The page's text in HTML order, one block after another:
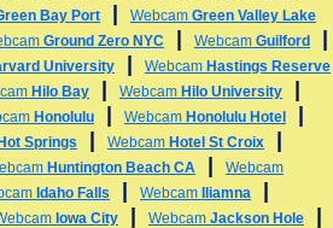
Bay Port Webcam Green Valley Lake
Ground Zero NYC Webcam Guilford
University Webcam Hastings Reserve
Hilo Bay Webcam Hilo University
Honolulu Webcam Honolulu Hotel
Hot Springs Webcam Hotel St Croix
Huntington Beach CA
Webcam
Idaho Falls Webcam Iliamna
Iowa City Webcam Jackson Hole